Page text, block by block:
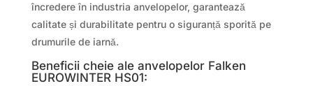
încredere în industria anvelopelor, garantează
calitate și durabilitate pentru o siguranță sporită pe
drumurile de iarnă.
Beneficii cheie ale anvelopelor Falken
EUROWINTER HS01: